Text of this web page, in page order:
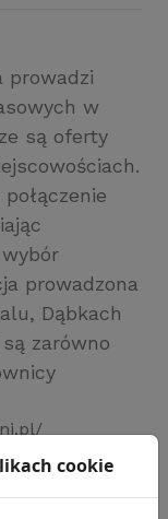
prowadzi
w
są oferty
prowadzona
Dąbkach
zarówno
cookie